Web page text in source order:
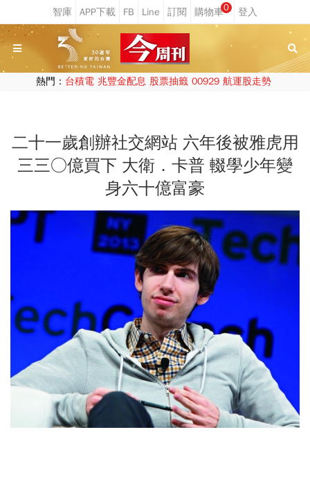
0
熱門： 台積電 兆豐金配息 股票抽籤 00929 航運股走勢
二十一歲創辦社交網站 六年後被雅虎用
三三○億買下 大衛．卡普 輟學少年變
身六十億富豪